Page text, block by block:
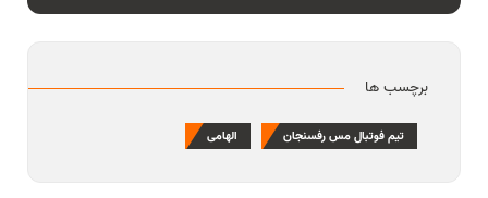
برچسب ها
تیم فوتبال مس رفسنجان الهامی